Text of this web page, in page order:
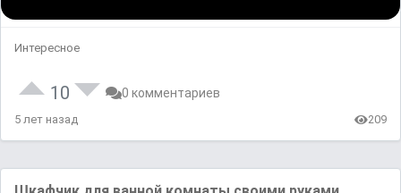
Интересное
10 0 комментариев
5 лет назад 209